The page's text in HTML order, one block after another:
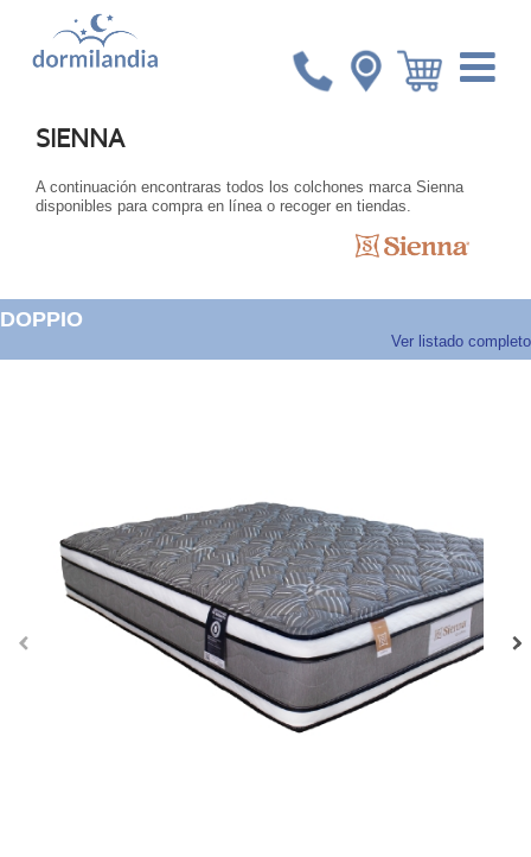
Inicio Sienna
SIENNA
A continuación encontraras todos los colchones marca Sienna
disponibles para compra en línea o recoger en tiendas.
DOPPIO
Ver listado completo
‹ ›